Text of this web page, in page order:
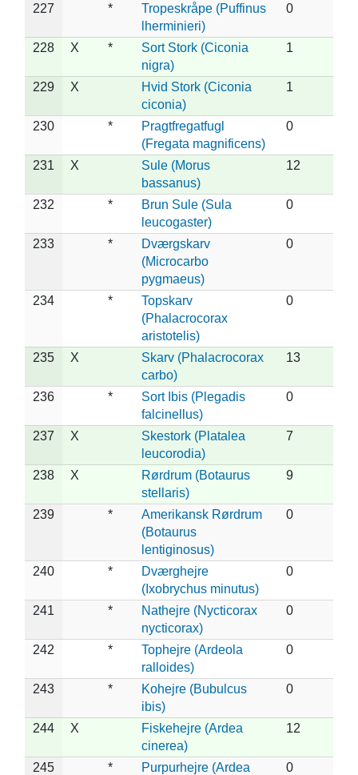
227 *
Tropeskråpe (Puffinus
lherminieri)
0
228 X *
Sort Stork (Ciconia
nigra)
1
229 X
Hvid Stork (Ciconia
ciconia)
1
230 *
Pragtfregatfugl
(Fregata magnificens)
0
231 X
Sule (Morus
bassanus)
12
232 *
Brun Sule (Sula
leucogaster)
0
233 *
Dværgskarv
(Microcarbo
pygmaeus)
0
234 *
Topskarv
(Phalacrocorax
aristotelis)
0
235 X
Skarv (Phalacrocorax
carbo)
13
236 *
Sort Ibis (Plegadis
falcinellus)
0
237 X
Skestork (Platalea
leucorodia)
7
238 X
Rørdrum (Botaurus
stellaris)
9
239 *
Amerikansk Rørdrum
(Botaurus
lentiginosus)
0
240 *
Dværghejre
(Ixobrychus minutus)
0
241 *
Nathejre (Nycticorax
nycticorax)
0
242 *
Tophejre (Ardeola
ralloides)
0
243 *
Kohejre (Bubulcus
ibis)
0
244 X
Fiskehejre (Ardea
cinerea)
12
245 *
Purpurhejre (Ardea
0